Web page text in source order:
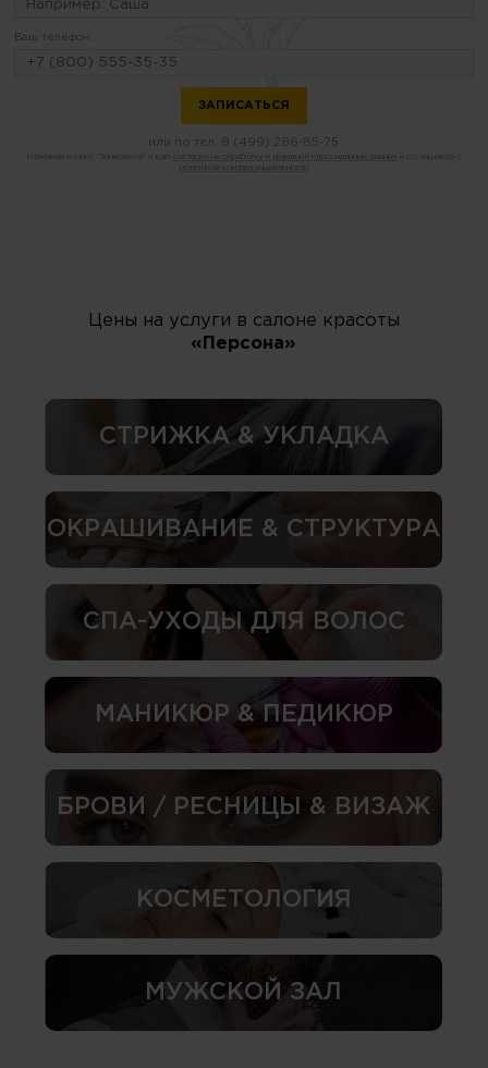
Ваш телефон:
или по тел. 8 (499) 286-85-75
Нажимая кнопку "Записаться" я даю согласие на обработку и хранение персональных данных
политикой конфиденциальности
Цены на услуги в салоне красоты
«Персона»
СТРИЖКА & УКЛАДКА
ОКРАШИВАНИЕ & СТРУКТУРА
СПА-УХОДЫ ДЛЯ ВОЛОС
МАНИКЮР & ПЕДИКЮР
БРОВИ / РЕСНИЦЫ & ВИЗАЖ
КОСМЕТОЛОГИЯ
МУЖСКОЙ ЗАЛ